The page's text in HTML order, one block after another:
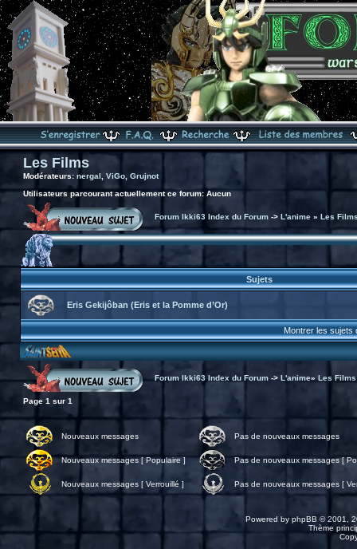
Les Films
Modérateurs: nergal ViGo, Grujnot
Utilisateurs parcourant actuellement ce forum: Aucun
Forum Ikki63 Index du Forum-> L'anime» Les
Sujets
Eris Gekijôban (Eris et la Pomme d’Or)
Montrer les sujets
Forum Ikki63 Index du Forum-> L'anime» Les Films
Page 1 sur 1
Nouveaux messages Pas de nouveaux messages
Nouveaux messages [ Populaire ] Pas de nouveaux messages [
Nouveaux messages [ Verrouillé ] Pas de nouveaux messages [
Powered by phpBB © 2001,
Thème